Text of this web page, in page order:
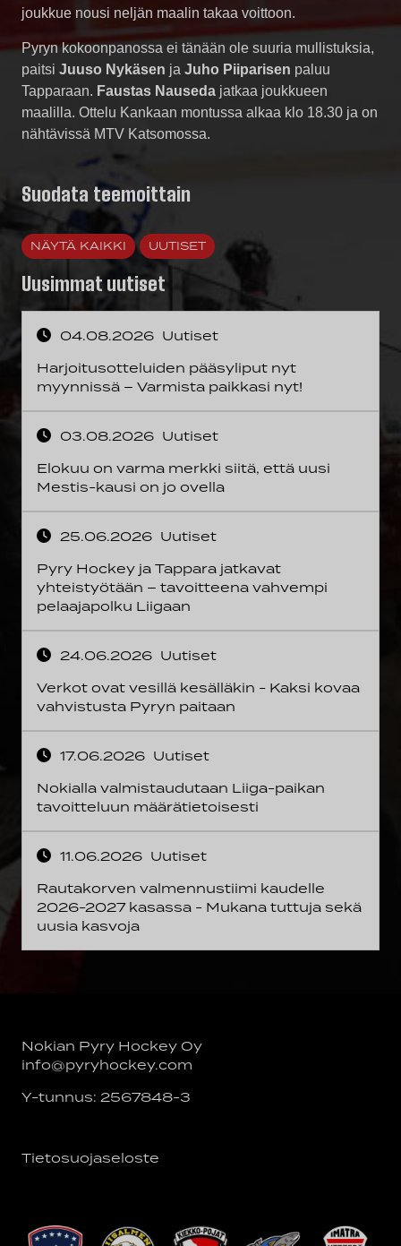
joukkue nousi neljän maalin takaa voittoon.
Pyryn kokoonpanossa ei tänään ole suuria mullistuksia,
paitsi Juuso Nykäsen ja Juho Piiparisen paluu
Tapparaan. Faustas Nauseda jatkaa joukkueen
maalilla. Ottelu Kankaan montussa alkaa klo 18.30 ja on
nähtävissä MTV Katsomossa.
Suodata teemoittain
NÄYTÄ KAIKKI UUTISET
Uusimmat uutiset
04.08.2026 Uutiset
Harjoitusotteluiden pääsyliput nyt
myynnissä – Varmista paikkasi nyt!
03.08.2026 Uutiset
Elokuu on varma merkki siitä, että uusi
Mestis-kausi on jo ovella
25.06.2026 Uutiset
Pyry Hockey ja Tappara jatkavat
yhteistyötään – tavoitteena vahvempi
pelaajapolku Liigaan
24.06.2026 Uutiset
Verkot ovat vesillä kesälläkin - Kaksi kovaa
vahvistusta Pyryn paitaan
17.06.2026 Uutiset
Nokialla valmistaudutaan Liiga-paikan
tavoitteluun määrätietoisesti
11.06.2026 Uutiset
Rautakorven valmennustiimi kaudelle
2026-2027 kasassa - Mukana tuttuja sekä
uusia kasvoja
Nokian Pyry Hockey Oy
info@pyryhockey.com
Y-tunnus: 2567848-3
Tietosuojaseloste